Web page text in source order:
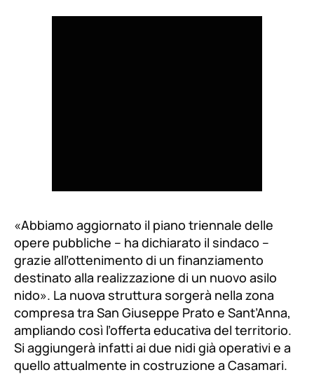
«Abbiamo aggiornato il piano triennale delle
opere pubbliche – ha dichiarato il sindaco –
grazie all’ottenimento di un finanziamento
destinato alla realizzazione di un nuovo asilo
nido». La nuova struttura sorgerà nella zona
compresa tra San Giuseppe Prato e Sant’Anna,
ampliando così l’offerta educativa del territorio.
Si aggiungerà infatti ai due nidi già operativi e a
quello attualmente in costruzione a Casamari.